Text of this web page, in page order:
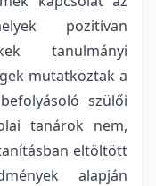
pozitívan
tanulmányi
mutatkoztak a
szülői
tanárok nem,
eltöltött
alapján